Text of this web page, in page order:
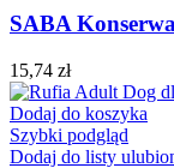
SABA
15,74 zł
Dodaj do koszyka
Szybki podgląd
Dodaj do listy